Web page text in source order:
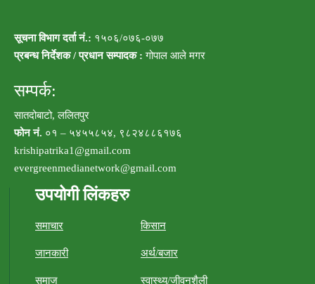
सूचना विभाग दर्ता नं.: १५०६/०७६-०७७
प्रबन्ध निर्देशक / प्रधान सम्पादक : गोपाल आले मगर
सम्पर्क:
सातदोबाटो, ललितपुर
फोन नं. ०१ – ५४५५८५४, ९८२४८८६१७६
krishipatrika1@gmail.com
evergreenmedianetwork@gmail.com
उपयोगी लिंकहरु
समाचार किसान
जानकारी अर्थ/बजार
समाज स्वास्थ्य/जीवनशैली